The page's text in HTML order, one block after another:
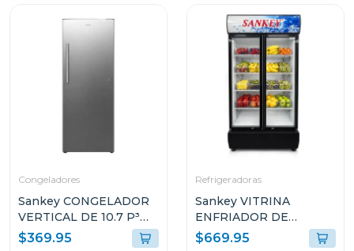
Congeladores
Sankey CONGELADOR
VERTICAL DE 10.7 P³
RFC1301
$369.95
Refrigeradoras
Sankey VITRINA
ENFRIADOR DE
20CUFT RFD20N
$669.95